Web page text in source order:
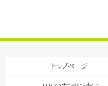
トップページ